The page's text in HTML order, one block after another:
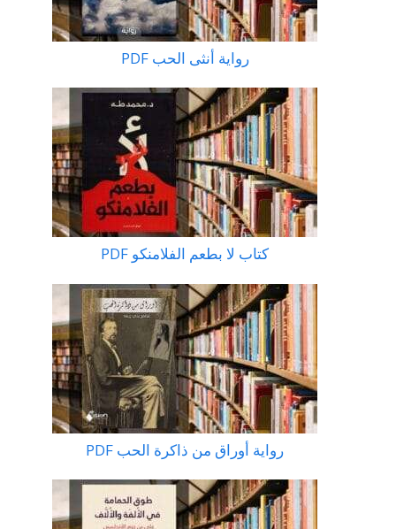
رواية أنثى الحب PDF
كتاب لا بطعم الفلامنكو PDF
رواية أوراق من ذاكرة الحب PDF